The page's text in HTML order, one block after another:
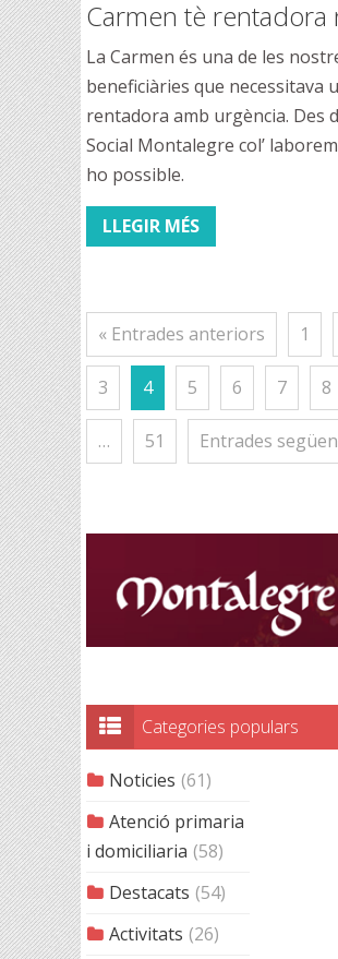
Carmen tè rentadora
La Carmen és una de les
beneficiàries que necessitava
rentadora amb urgència. Des
Social Montalegre col’
ho possible.
LLEGIR MÉS
« Entrades anteriors 1
3 4 5 6 7 8
… 51 Entrades
Categories populars
Noticies (61)
Atenció primaria
i domiciliaria (58)
Destacats (54)
Activitats (26)